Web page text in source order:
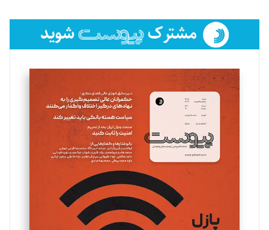
فائزه فتحی رستمی
تحریریه
سروش کرمیان
تحریریه
مینا پاکدل
یسنا امان‌پور